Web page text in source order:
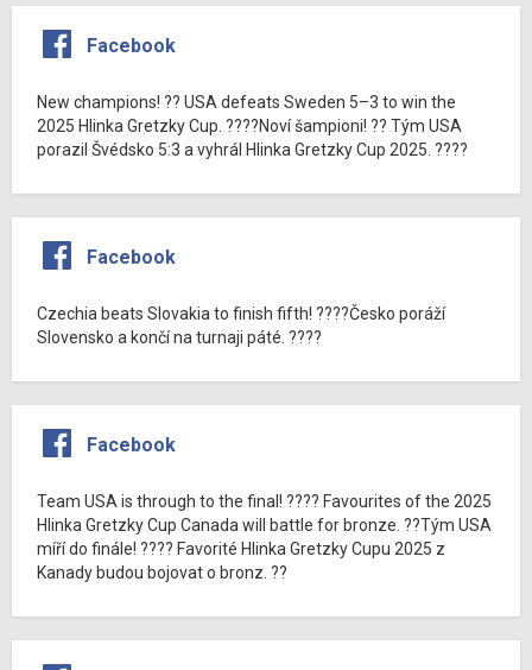
Facebook
New champions! ?? USA defeats Sweden 5–3 to win the
2025 Hlinka Gretzky Cup. ????Noví šampioni! ?? Tým USA
porazil Švédsko 5:3 a vyhrál Hlinka Gretzky Cup 2025. ????
Facebook
Czechia beats Slovakia to finish fifth! ????Česko poráží
Slovensko a končí na turnaji páté. ????
Facebook
Team USA is through to the final! ???? Favourites of the 2025
Hlinka Gretzky Cup Canada will battle for bronze. ??Tým USA
míří do finále! ???? Favorité Hlinka Gretzky Cupu 2025 z
Kanady budou bojovat o bronz. ??